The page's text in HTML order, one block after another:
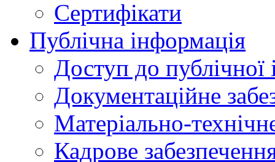
Сертифікати
Публічна інформація
Доступ до публічної
Документаційне
Матеріально-
Кадрове